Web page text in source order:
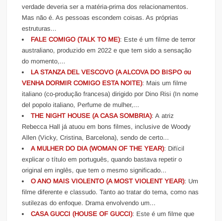
verdade deveria ser a matéria-prima dos relacionamentos.
Mas não é. As pessoas escondem coisas. As próprias
estruturas...
FALE COMIGO (TALK TO ME): Este é um filme de terror
australiano, produzido em 2022 e que tem sido a sensação
do momento,...
LA STANZA DEL VESCOVO (A ALCOVA DO BISPO ou
VENHA DORMIR COMIGO ESTA NOITE): Mais um filme
italiano (co-produção francesa) dirigido por Dino Risi (In nome
del popolo italiano, Perfume de mulher,...
THE NIGHT HOUSE (A CASA SOMBRIA): A atriz
Rebecca Hall já atuou em bons filmes, inclusive de Woody
Allen (Vicky, Cristina, Barcelona), sendo de certo...
A MULHER DO DIA (WOMAN OF THE YEAR): Difícil
explicar o título em português, quando bastava repetir o
original em inglês, que tem o mesmo significado...
O ANO MAIS VIOLENTO (A MOST VIOLENT YEAR): Um
filme diferente e classudo. Tanto ao tratar do tema, como nas
sutilezas do enfoque. Drama envolvendo um...
CASA GUCCI (HOUSE OF GUCCI): Este é um filme que